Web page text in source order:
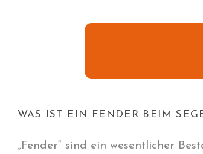
WAS IST EIN FENDER BEIM
„Fender“ sind ein wesentlicher